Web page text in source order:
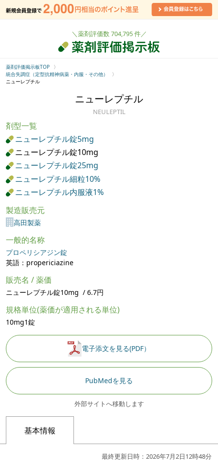
＼薬剤評価数 704,795 件／
薬剤評価掲示板TOP
統合失調症（定型抗精神病薬・内服・その他）
ニューレプチル
ニューレプチル
NEULEPTIL
剤型一覧
ニューレプチル錠5mg
ニューレプチル錠10mg
ニューレプチル錠25mg
ニューレプチル細粒10%
ニューレプチル内服液1%
製造販売元
高田製薬
一般的名称
プロペリシアジン錠
英語：propericiazine
販売名 / 薬価
ニューレプチル錠10mg / 6.7円
規格単位(薬価が適用される単位)
10mg1錠
電子添文を見る(PDF）
PubMedを見る
外部サイトへ移動します
基本情報
最終更新日時：2026年7月2日12時48分